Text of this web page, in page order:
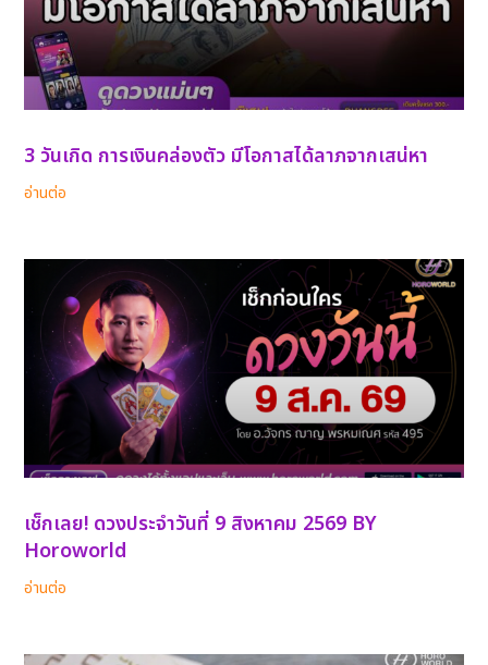
3 วันเกิด การเงินคล่องตัว มีโอกาสได้ลาภจากเสน่หา
อ่านต่อ
เช็กเลย! ดวงประจำวันที่ 9 สิงหาคม 2569 BY
Horoworld
อ่านต่อ